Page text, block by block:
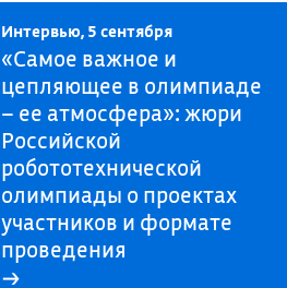
Интервью, 5 сентября
«Самое важное и
цепляющее в олимпиаде
– ее атмосфера»: жюри
Российской
робототехнической
олимпиады о проектах
участников и формате
проведения
→